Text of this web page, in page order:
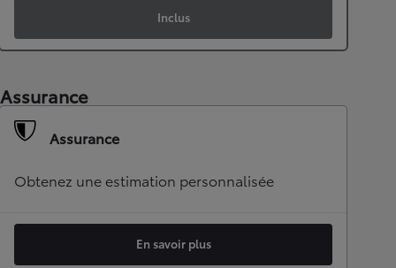
Inclus
Assurance
Assurance
Obtenez une estimation personnalisée
En savoir plus